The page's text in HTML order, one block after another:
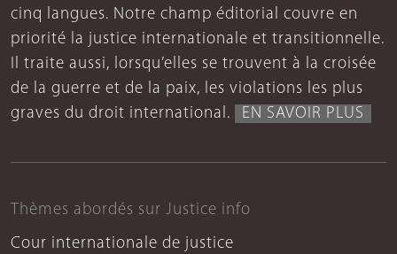
cinq langues. Notre champ éditorial couvre en
priorité la justice internationale et transitionnelle.
Il traite aussi, lorsqu’elles se trouvent à la croisée
de la guerre et de la paix, les violations les plus
graves du droit international.
EN SAVOIR PLUS
Thèmes abordés sur Justice info
Cour internationale de justice